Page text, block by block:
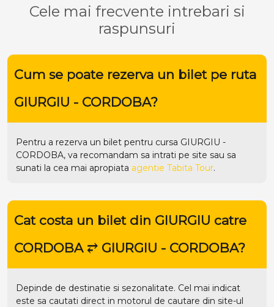
Cele mai frecvente intrebari si
raspunsuri
Cum se poate rezerva un bilet pe ruta
GIURGIU - CORDOBA?
Pentru a rezerva un bilet pentru cursa GIURGIU -
CORDOBA, va recomandam sa intrati pe site sau sa
sunati la cea mai apropiata agentie Tabita Tour.
Cat costa un bilet din GIURGIU catre
CORDOBA ⥂ GIURGIU - CORDOBA?
Depinde de destinatie si sezonalitate. Cel mai indicat
este sa cautati direct in motorul de cautare din site-ul